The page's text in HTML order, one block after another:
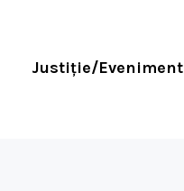
Justiție/Eveniment